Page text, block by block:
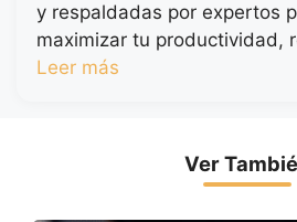
y respaldadas por expertos
maximizar tu productividad,
Leer más
Ver